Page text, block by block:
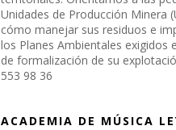
Unidades de Producción Minera
cómo manejar sus residuos e
los Planes Ambientales exigidos
de formalización de su
553 98 36
ACADEMIA DE MÚSICA